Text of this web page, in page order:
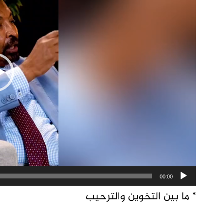
00:00
* ما بين التخوين والترحيب